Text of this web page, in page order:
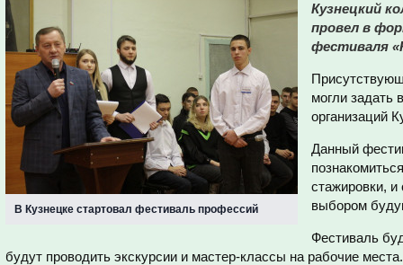
В Кузнецке стартовал фестиваль профессий
Кузнецкий
провел в
фестиваля
могли задать
организаций
Данный
стажировки, и
выбором
Фестиваль
будут проводить экскурсии и мастер-классы на рабочие места.